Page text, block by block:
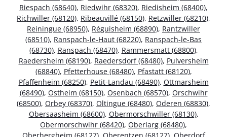
Riespach (68640), Riedwihr (68320), Riedisheim (68400),
Richwiller (68120), Ribeauvillé (68150), Retzwiller (68210),
Reiningue (68950), Réguisheim (68890), Rantzwiller
(68510), Ranspach-le-Haut (68220), Ranspach-le-Bas
(68730), Ranspach (68470), Rammersmatt (68800),
Raedersheim (68190), Raedersdorf (68480), Pulversheim
(68840), Pfetterhouse (68480), Pfastatt (68120),
Pfaffenheim (68250), Petit-Landau (68490), Ottmarsheim
(68490), Ostheim (68150), Osenbach (68570), Orschwihr
(68500), Orbey (68370), Oltingue (68480), Oderen (68830),
Obersaasheim (68600), Obermorschwiller (68130),
Obermorschwihr (68420), Oberlarg (68480),